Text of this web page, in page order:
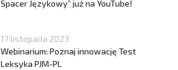
Spacer Językowy” już na YouTube!
17 listopada 2023
Webinarium: Poznaj innowację Test
Leksyka PJM-PL